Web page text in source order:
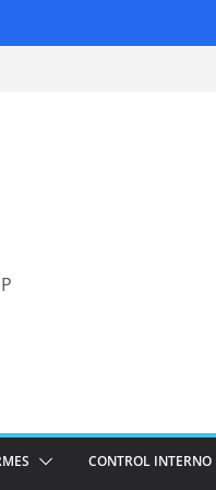
CONTROL INTERNO